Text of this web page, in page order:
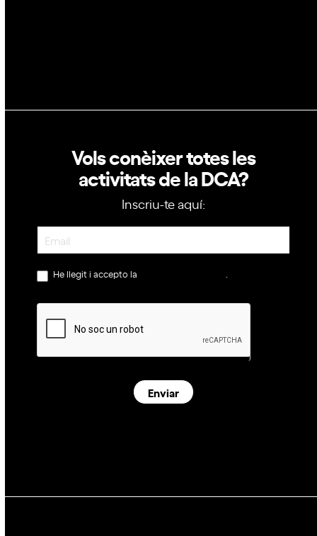
Vols conèixer totes les
activitats de la DCA?
Inscriu-te aquí:
Newsletter
He llegit i accepto la
Enviar